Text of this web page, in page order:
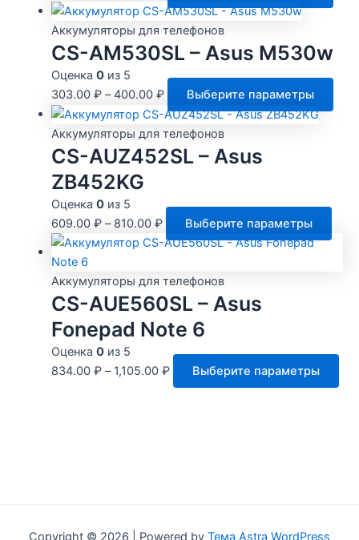
Аккумуляторы для телефонов
CS-AM530SL – Asus M530w
Оценка 0из 5
303.00 ₽–400.00 ₽ Выберите параметры
Аккумуляторы для телефонов
CS-AUZ452SL – Asus
ZB452KG
Оценка 0из 5
609.00 ₽– 810.00 ₽ Выберите параметры
Аккумуляторы для телефонов
CS-AUE560SL – Asus
Fonepad Note 6
Оценка 0из 5
834.00 ₽– 1,105.00 ₽ Выберите параметры
Copyright © 2026 | Powered by Тема Astra WordPress